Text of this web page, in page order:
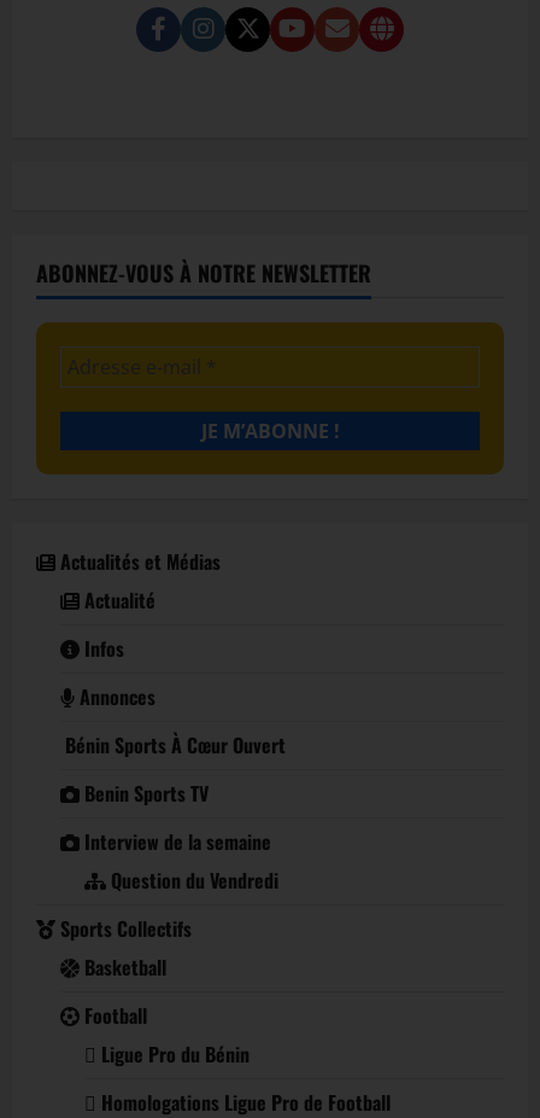
ABONNEZ-VOUS À NOTRE NEWSLETTER
Actualités et Médias
Actualité
Infos
Annonces
Bénin Sports À Cœur Ouvert
Benin Sports TV
Interview de la semaine
Question du Vendredi
Sports Collectifs
Basketball
Football
Ligue Pro du Bénin
Homologations Ligue Pro de Football